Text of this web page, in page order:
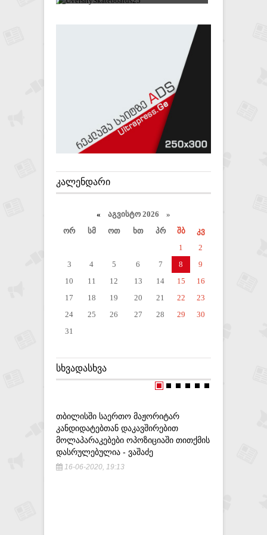
ᲙᲐᲚᲔᲜᲓᲐᲠᲘ
« აგვისტო 2026 »
ორ
სმ ოთ ხთ პრ შბ
კვ
1
2
3
4 5 6 7 8
9
10
11 12 13 14 15
16
17
18 19 20 21 22
23
24
25 26 27 28 29
30
31
ᲡᲮᲕᲐᲓᲐᲡᲮᲕᲐ
ᲗᲑᲘᲚᲘᲡᲨᲘ ᲡᲐᲔᲠᲗᲝ ᲛᲐᲟᲝᲠᲘᲢᲐᲠ
ᲙᲐᲜᲓᲘᲓᲐᲢᲔᲑᲗᲐᲜ ᲓᲐᲙᲐᲕᲨᲘᲠᲔᲑᲘᲗ
ᲛᲝᲚᲐᲞᲐᲠᲐᲙᲔᲑᲔᲑᲘ ᲝᲞᲝᲖᲘᲪᲘᲐᲨᲘ ᲗᲘᲗᲥᲛᲘᲡ
ᲓᲐᲡᲠᲣᲚᲔᲑᲣᲚᲘᲐ - ᲕᲐᲨᲐᲫᲔ
16-06-2020, 19:13